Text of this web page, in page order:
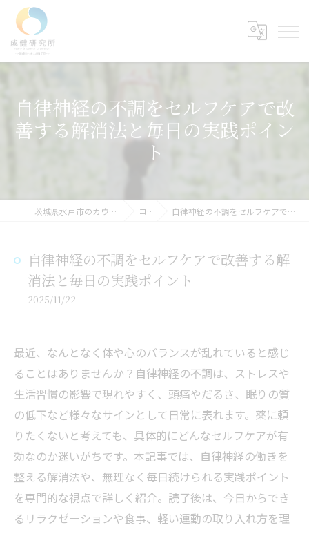
自律神経の不調をセルフケアで改
善する解消法と毎日の実践ポイン
ト
茨城県水戸市のカウンセリングなら成健研究所 コラム 自律神経の不調をセルフケアで改善する解消法と毎日の実践ポイント
自律神経の不調をセルフケアで改善する解
消法と毎日の実践ポイント
2025/11/22
最近、なんとなく体や心のバランスが乱れていると感じ
ることはありませんか？自律神経の不調は、ストレスや
生活習慣の影響で現れやすく、頭痛やだるさ、眠りの質
の低下など様々なサインとして日常に表れます。薬に頼
りたくないと考えても、具体的にどんなセルフケアが有
効なのか迷いがちです。本記事では、自律神経の働きを
整える解消法や、無理なく毎日続けられる実践ポイント
を専門的な視点で詳しく紹介。読了後は、今日からでき
るリラクゼーションや食事、軽い運動の取り入れ方を理